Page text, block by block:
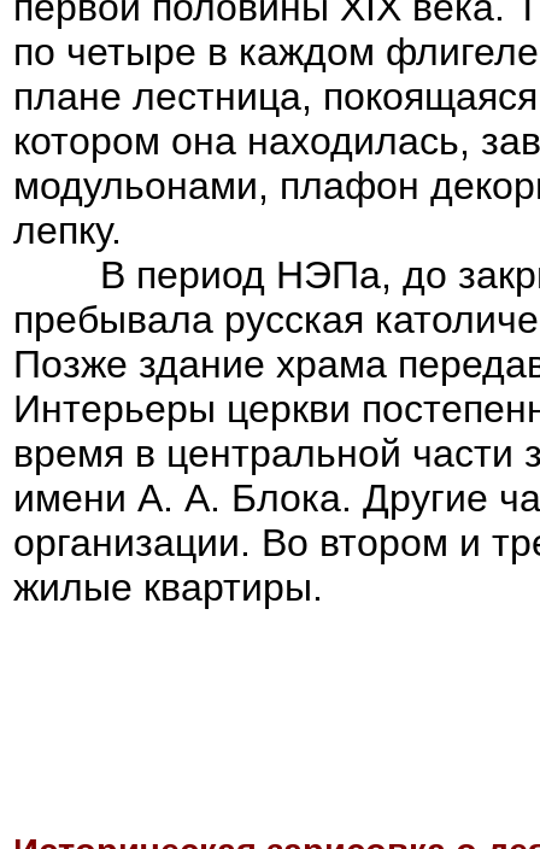
по четыре в каждом
плане лестница,
котором она находилась,
модульонами, плафон
лепку.
В период НЭПа, до
пребывала русская
Позже здание храма
Интерьеры церкви
время в центральной части
имени А. А. Блока. Другие
организации. Во втором и
жилые квартиры.